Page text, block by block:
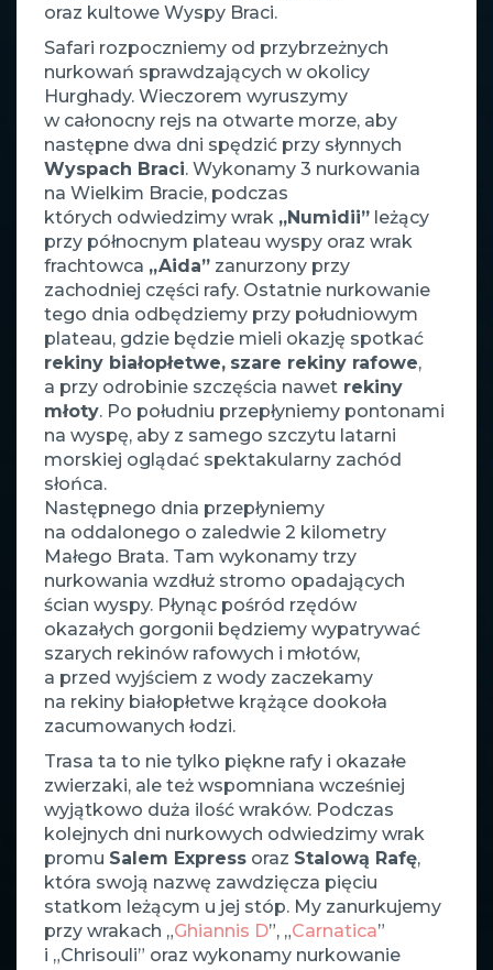
oraz kultowe Wyspy Braci.
Safari rozpoczniemy od przybrzeżnych
nurkowań sprawdzających w okolicy
Hurghady. Wieczorem wyruszymy
w całonocny rejs na otwarte morze, aby
następne dwa dni spędzić przy słynnych
Wyspach Braci. Wykonamy 3 nurkowania
na Wielkim Bracie, podczas
których odwiedzimy wrak „Numidii” leżący
przy północnym plateau wyspy oraz wrak
frachtowca „Aida” zanurzony przy
zachodniej części rafy. Ostatnie nurkowanie
tego dnia odbędziemy przy południowym
plateau, gdzie będzie mieli okazję spotkać
rekiny białopłetwe, szare rekiny rafowe,
a przy odrobinie szczęścia nawet rekiny
młoty. Po południu przepłyniemy pontonami
na wyspę, aby z samego szczytu latarni
morskiej oglądać spektakularny zachód
słońca.
Następnego dnia przepłyniemy
na oddalonego o zaledwie 2 kilometry
Małego Brata. Tam wykonamy trzy
nurkowania wzdłuż stromo opadających
ścian wyspy. Płynąc pośród rzędów
okazałych gorgonii będziemy wypatrywać
szarych rekinów rafowych i młotów,
a przed wyjściem z wody zaczekamy
na rekiny białopłetwe krążące dookoła
zacumowanych łodzi.
Trasa ta to nie tylko piękne rafy i okazałe
zwierzaki, ale też wspomniana wcześniej
wyjątkowo duża ilość wraków. Podczas
kolejnych dni nurkowych odwiedzimy wrak
promu Salem Express oraz Stalową Rafę,
która swoją nazwę zawdzięcza pięciu
statkom leżącym u jej stóp. My zanurkujemy
przy wrakach „Ghiannis D”, „Carnatica”
i „Chrisouli” oraz wykonamy nurkowanie